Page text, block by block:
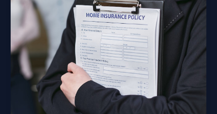
Ijazah
Luar
Negeri